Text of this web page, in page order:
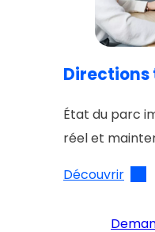
État du parc
réel et
Découvrir